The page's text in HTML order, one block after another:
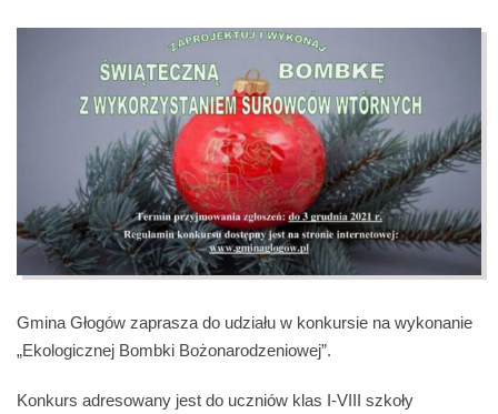
Gmina Głogów zaprasza do udziału w konkursie na wykonanie
„Ekologicznej Bombki Bożonarodzeniowej”.
Konkurs adresowany jest do uczniów klas I-VIII szkoły